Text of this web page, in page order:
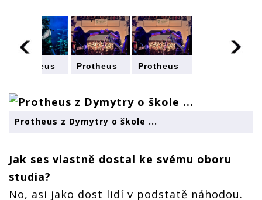
Protheus
(Dymytry)
Umím bejt
nepříjemnej
Protheus
(Dymytry)
Umím bejt
i
nepříjemnej
pan
Protheus
(Dymytry)
Umím bejt
i
nepříjemnej
Protheus z Dymytry o škole ...
Jak ses vlastně dostal ke svému oboru
studia?
No, asi jako dost lidí v podstatě náhodou.